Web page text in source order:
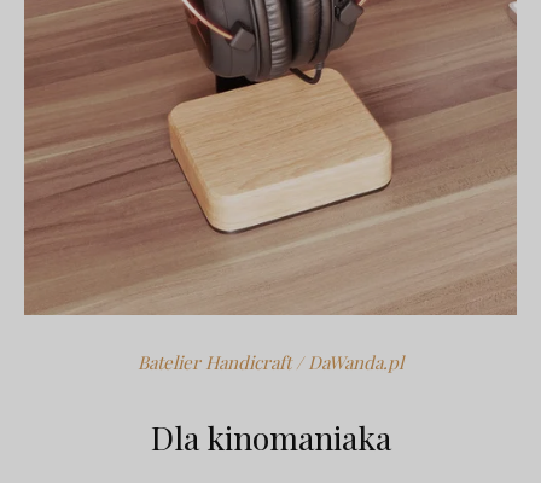
Batelier Handicraft / DaWanda.pl
Dla kinomaniaka